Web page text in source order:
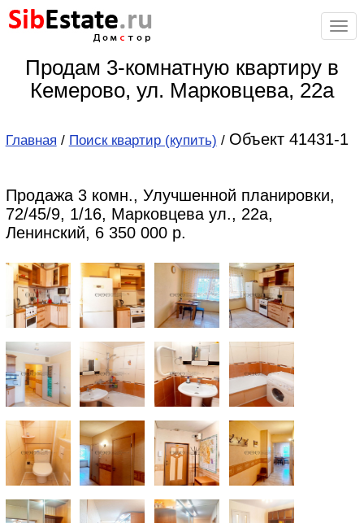
SibEstate.ru
стор
Продам 3-комнатную квартиру в
Кемерово, ул. Марковцева, 22а
Главная / Поиск квартир (купить) / Объект 41431-1
Продажа 3 комн., Улучшенной планировки,
72/45/9, 1/16, Марковцева ул., 22а,
Ленинский, 6 350 000 р.